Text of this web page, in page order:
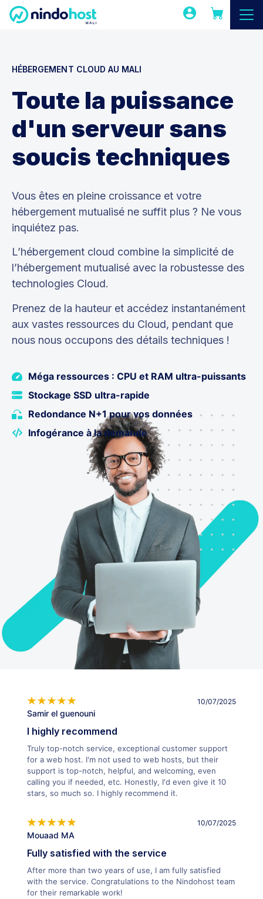
HÉBERGEMENT CLOUD AU MALI
Toute la puissance
d'un serveur sans
soucis techniques
Vous êtes en pleine croissance et votre
hébergement mutualisé ne suffit plus ? Ne vous
inquiétez pas.
L’hébergement cloud combine la simplicité de
l’hébergement mutualisé avec la robustesse des
technologies Cloud.
Prenez de la hauteur et accédez instantanément
aux vastes ressources du Cloud, pendant que
nous nous occupons des détails techniques !
Méga ressources : CPU et RAM ultra-puissants
Stockage SSD ultra-rapide
Redondance N+1 pour vos données
Infogérance à la demande
Samir el guenouni
10/07/2025
I highly recommend
Truly top-notch service, exceptional customer support
for a web host. I'm not used to web hosts, but their
support is top-notch, helpful, and welcoming, even
calling you if needed, etc. Honestly, I'd even give it 10
stars, so much so. I highly recommend it.
Mouaad MA
10/07/2025
Fully satisfied with the service
After more than two years of use, I am fully satisfied
with the service. Congratulations to the Nindohost team
for their remarkable work!